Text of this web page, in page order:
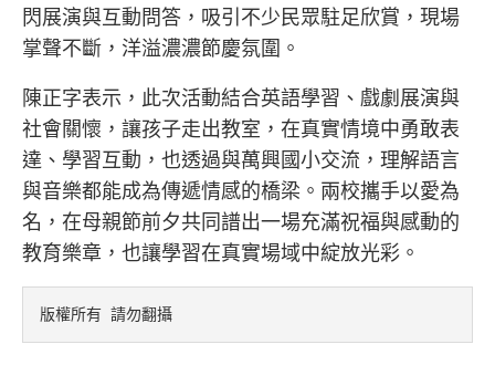
閃展演與互動問答，吸引不少民眾駐足欣賞，現場
掌聲不斷，洋溢濃濃節慶氛圍。
陳正字表示，此次活動結合英語學習、戲劇展演與
社會關懷，讓孩子走出教室，在真實情境中勇敢表
達、學習互動，也透過與萬興國小交流，理解語言
與音樂都能成為傳遞情感的橋梁。兩校攜手以愛為
名，在母親節前夕共同譜出一場充滿祝福與感動的
教育樂章，也讓學習在真實場域中綻放光彩。
版權所有 請勿翻攝